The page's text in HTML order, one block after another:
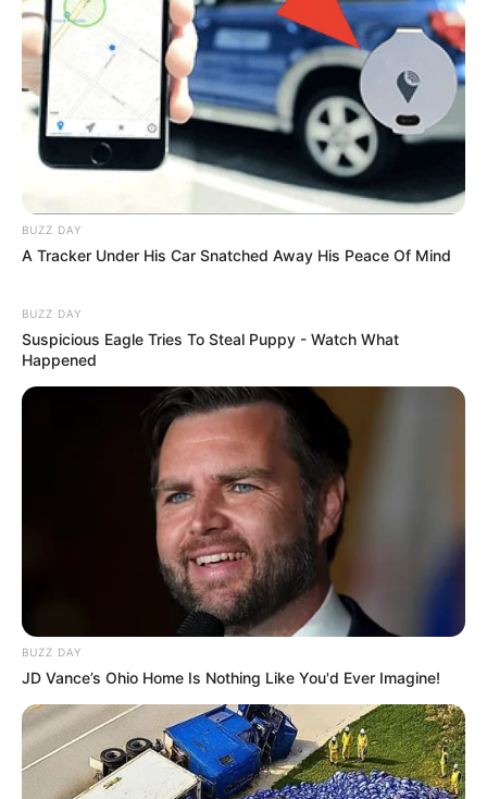
09:15 / 06 Avqust 2026 CƏMİYYƏT
Yağış yağacaq, güclü külək əsəcək -
HAVA PROQNOZU
0 0
09:07 / 06 Avqust 2026
Gəncədə kütləvi dava -
ölən və
yaralananlar var
BUZZ DAY
A Tracker Under His Car Snatched Away His Peace Of Mind
BUZZ DAY
Suspicious Eagle Tries To Steal Puppy - Watch What
Happened
BUZZ DAY
JD Vance’s Ohio Home Is Nothing Like You'd Ever Imagine!